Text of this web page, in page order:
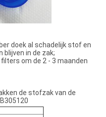
doek al schadelijk stof en
blijven in de zak;
om de 2 - 3 maanden
de stofzak van de